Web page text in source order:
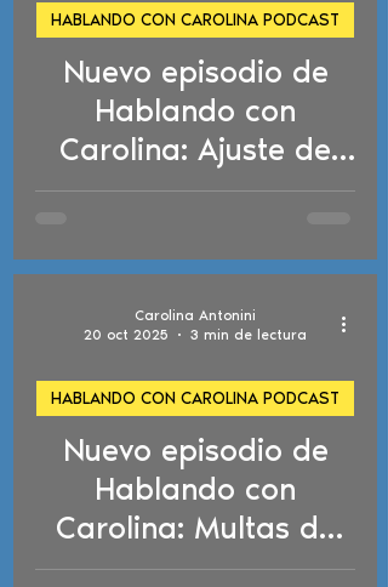
Nuevo episodio de
Hablando con
Carolina: Ajuste de
estatus,
cambios migratorios
importantes
HABLANDO CON CAROLINA PODCAST
Nuevo episodio de
Hablando con
Carolina: Multas de
inmigración,
HABLANDO CON CAROLINA PODCAST
Carolina Antonini
20 oct 2025
3 min de lectura